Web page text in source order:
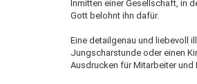
Inmitten einer Gesellschaft, in
Gott belohnt ihn dafür.
Eine detailgenau und liebevoll
Jungscharstunde oder einen
Ausdrucken für Mitarbeiter und